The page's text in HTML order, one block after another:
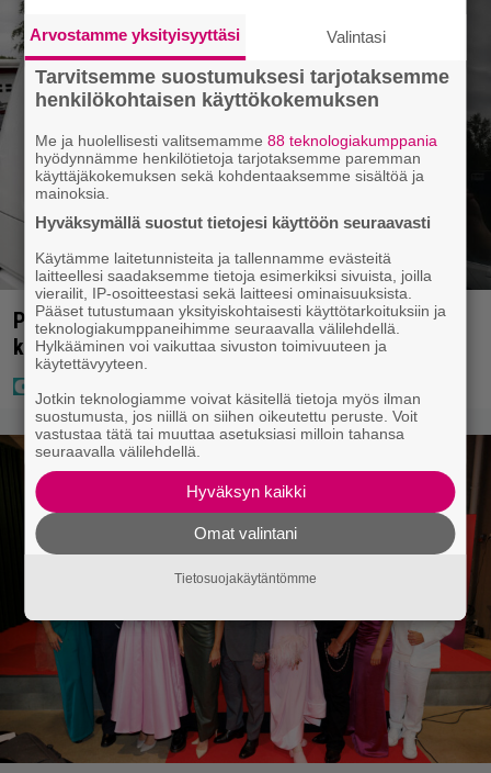
Poliisilla tehovalvonta – tästä kysymys ja näin
kauan kestää
Arvostamme yksityisyyttäsi Valintasi
Tarvitsemme suostumuksesi tarjotaksemme
henkilökohtaisen käyttökokemuksen
Me ja huolellisesti valitsemamme88 teknologiakumppania
hyödynnämme henkilötietoja tarjotaksemme paremman
käyttäjäkokemuksen sekä kohdentaaksemme sisältöä ja
mainoksia.
Hyväksymällä suostut tietojesi käyttöön seuraavasti
Käytämme laitetunnisteita ja tallennamme evästeitä
laitteellesi saadaksemme tietoja esimerkiksi sivuista, joilla
vierailit, IP-osoitteestasi sekä laitteesi ominaisuuksista.
Pääset tutustumaan yksityiskohtaisesti käyttötarkoituksiin ja
teknologiakumppaneihimme seuraavalla välilehdellä.
Hylkääminen voi vaikuttaa sivuston toimivuuteen ja
käytettävyyteen.
Jotkin teknologiamme voivat käsitellä tietoja myös ilman
suostumusta, jos niillä on siihen oikeutettu peruste. Voit
vastustaa tätä tai muuttaa asetuksiasi milloin tahansa
seuraavalla välilehdellä.
Hyväksyn kaikki
Omat valintani
Tietosuojakäytäntömme